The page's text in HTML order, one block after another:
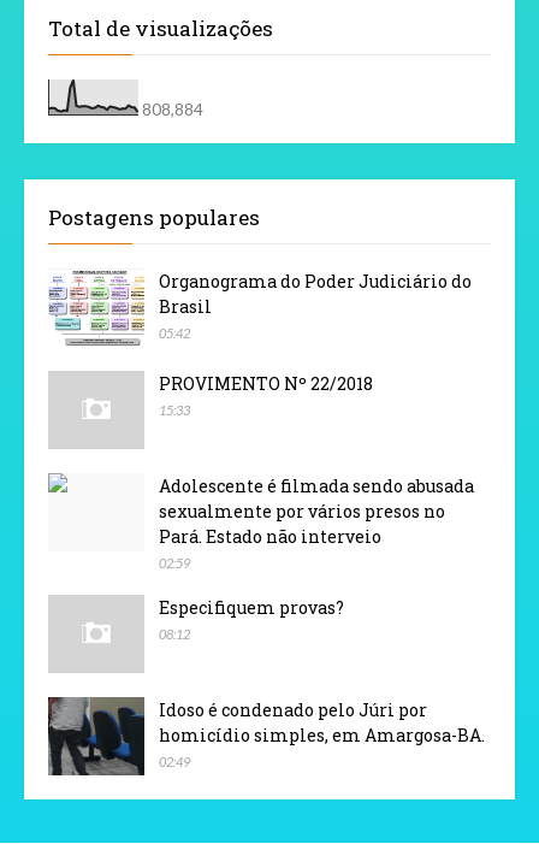
Total de visualizações
808,884
Postagens populares
Organograma do Poder Judiciário do
Brasil
05:42
PROVIMENTO Nº 22/2018
15:33
Adolescente é filmada sendo abusada
sexualmente por vários presos no
Pará. Estado não interveio
02:59
Especifiquem provas?
08:12
Idoso é condenado pelo Júri por
homicídio simples, em Amargosa-BA.
02:49